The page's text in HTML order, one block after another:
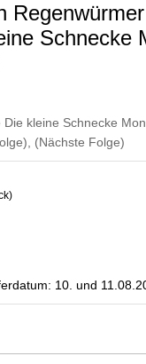
Schnecke
kleine Schnecke
(Nächste Folge)
10. und